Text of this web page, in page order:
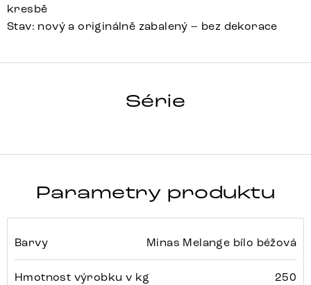
kresbě
Stav: nový a originálně zabalený – bez dekorace
Série
Parametry produktu
Barvy Minas Melange bílo béžová
Hmotnost výrobku v kg 250